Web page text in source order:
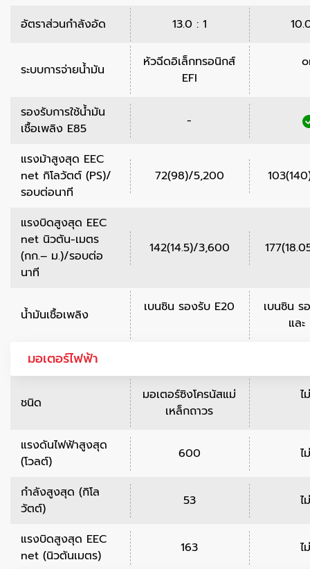
อัตราส่วนกำลังอัด 13.0 : 1
ระบบการจ่ายน้ำมัน
หัวฉีดอิเล็กทรอนิกส์
EFI
รองรับการใช้น้ำมัน
เชื้อเพลิง E85
-
แรงม้าสูงสุด EEC
net กิโลวัตต์ (PS)/
รอบต่อนาที
72(98)/5,200
แรงบิดสูงสุด EEC
net นิวตัน-เมตร
(กก.– ม.)/รอบต่อ
นาที
142(14.5)/3,600
น้ำมันเชื้อเพลิง เบนซิน รองรับ E20
เบนซิน ร
แล
มอเตอร์ไฟฟ้า
ชนิด
มอเตอร์ซิงโครนัสแม่
เหล็กถาวร
ไ
แรงดันไฟฟ้าสูงสุด
(โวลต์)
600 ไ
กำลังสูงสุด (กิโล
วัตต์)
53 ไ
แรงบิดสูงสุด EEC
net (นิวตันเมตร)
163 ไ